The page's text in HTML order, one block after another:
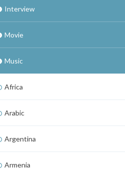
Interview
Movie
Music
Africa
Arabic
Argentina
Armenia